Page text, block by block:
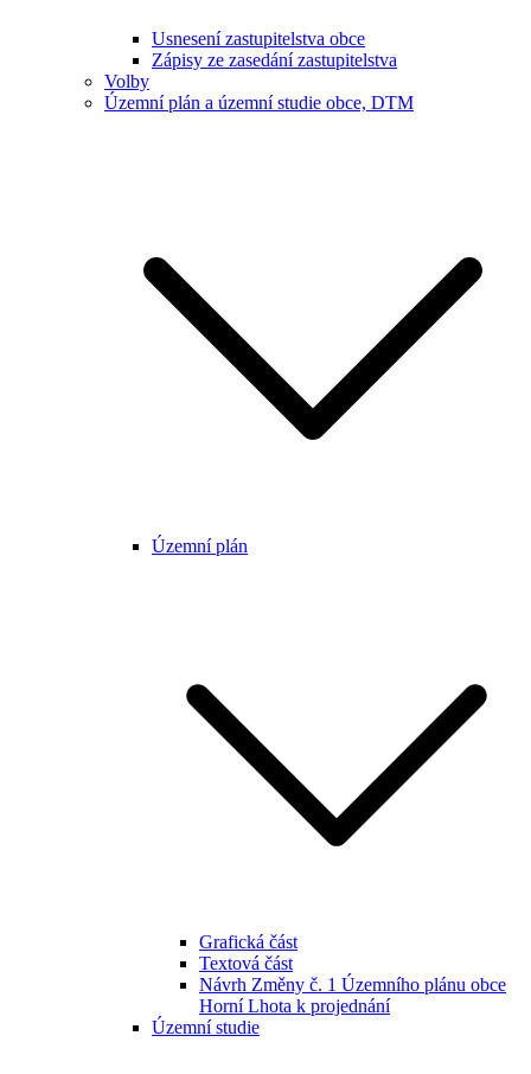
Usnesení zastupitelstva obce
Zápisy ze zasedání zastupitelstva
Volby
Územní plán a územní studie obce, DTM
Územní plán
Grafická část
Textová část
Návrh Změny č. 1 Územního plánu obce
Horní Lhota k projednání
Územní studie